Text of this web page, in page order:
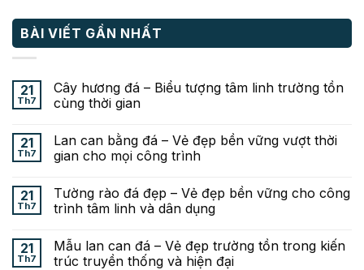
BÀI VIẾT GẦN NHẤT
21
Th7
Cây hương đá – Biểu tượng tâm linh trường tồn
cùng thời gian
21
Th7
Lan can bằng đá – Vẻ đẹp bền vững vượt thời
gian cho mọi công trình
21
Th7
Tường rào đá đẹp – Vẻ đẹp bền vững cho công
trình tâm linh và dân dụng
21
Th7
Mẫu lan can đá – Vẻ đẹp trường tồn trong kiến
trúc truyền thống và hiện đại